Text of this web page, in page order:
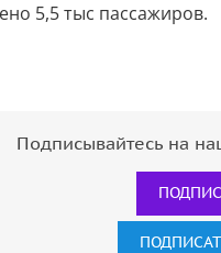
5,5 тыс пассажиров.
Подписывайтесь на